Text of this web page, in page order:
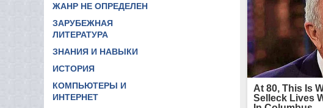
ЖАНР НЕ ОПРЕДЕЛЕН
ЗАРУБЕЖНАЯ
ЛИТЕРАТУРА
ЗНАНИЯ И НАВЫКИ
ИСТОРИЯ
КОМПЬЮТЕРЫ И
ИНТЕРНЕТ